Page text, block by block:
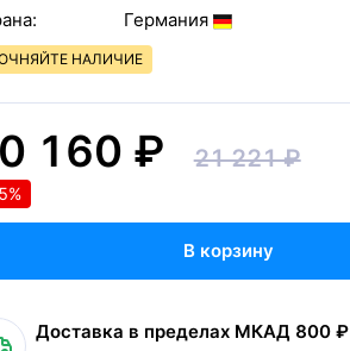
Германия
НАЛИЧИЕ
160 ₽ 21 221 ₽
В корзину
Доставка в пределах МКАД 800 ₽